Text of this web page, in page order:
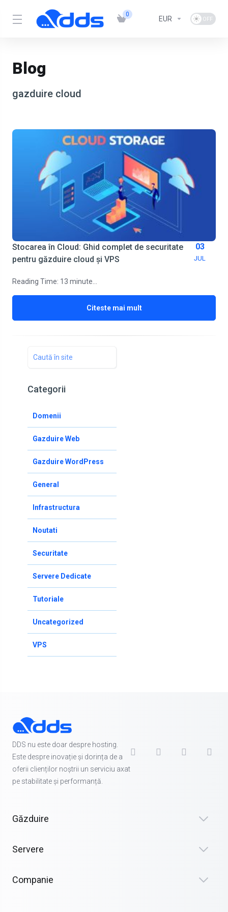
0
EUR
Blog
gazduire cloud
Stocarea în Cloud: Ghid complet de securitate
pentru găzduire cloud și VPS
03
JUL
Reading Time: 13 minute...
Citeste mai mult
Categorii
Domenii
Gazduire Web
Gazduire WordPress
General
Infrastructura
Noutati
Securitate
Servere Dedicate
Tutoriale
Uncategorized
VPS
DDS nu este doar despre hosting.
Este despre inovație și dorința de a
oferii clienților noștrii un serviciu axat
pe stabilitate și performanță.
Găzduire
Servere
Companie